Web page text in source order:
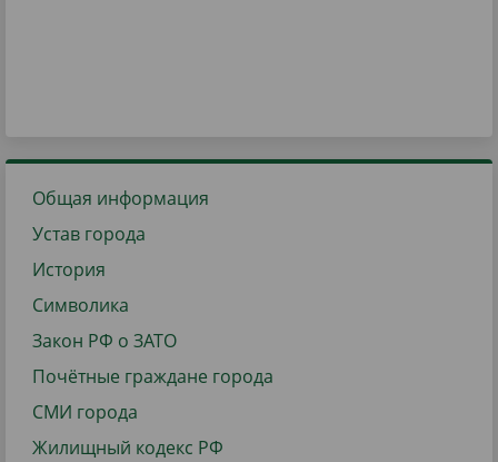
Общая информация
Устав города
История
Символика
Закон РФ о ЗАТО
Почётные граждане города
СМИ города
Жилищный кодекс РФ